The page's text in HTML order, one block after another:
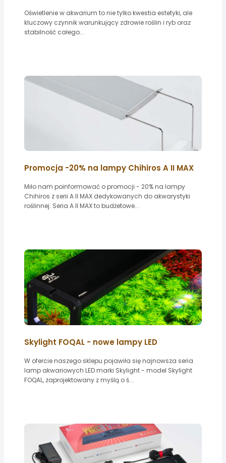
Oświetlenie w akwarium to nie tylko kwestia estetyki, ale
kluczowy czynnik warunkujący zdrowie roślin i ryb oraz
stabilność całego...
Promocja -20% na lampy Chihiros A II MAX
Miło nam poinformować o promocji - 20% na lampy
Chihiros z serii A II MAX dedykowanych do akwarystyki
roślinnej. Seria A II MAX to budżetowe...
Skylight FOQAL - nowe lampy LED
W ofercie naszego sklepu pojawiła się najnowsza seria
lamp akwariowych LED marki Skylight - model Skylight
FOQAL, zaprojektowany z myślą o ś...